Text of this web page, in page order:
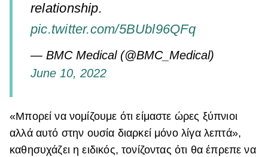
relationship.
pic.twitter.com/5BUbl96QFq
— BMC Medical (@BMC_Medical)
June 10, 2022
«Μπορεί να νομίζουμε ότι είμαστε ώρες ξύπνιοι
αλλά αυτό στην ουσία διαρκεί μόνο λίγα λεπτά»,
καθησυχάζει η ειδικός, τονίζοντας ότι θα έπρεπε να